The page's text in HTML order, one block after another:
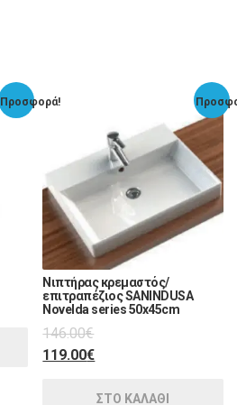
Προσφορά!
Νιπτήρας κρεμαστός/
επιτραπέζιος SANINDUSA
Novelda series 50x45cm
146.00€
119.00€
ΣΤΟ ΚΑΛΑΘΙ